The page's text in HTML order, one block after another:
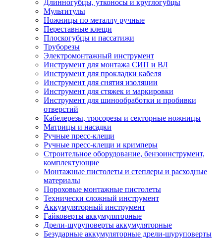
Длинногубцы, утконосы и круглогубцы
Мультитулы
Ножницы по металлу ручные
Переставные клещи
Плоскогубцы и пассатижи
Труборезы
Электромонтажный инструмент
Инструмент для монтажа СИП и ВЛ
Инструмент для прокладки кабеля
Инструмент для снятия изоляции
Инструмент для стяжек и маркировки
Инструмент для шинообработки и пробивки
отверстий
Кабелерезы, тросорезы и секторные ножницы
Матрицы и насадки
Ручные пресс-клещи
Ручные пресс-клещи и кримперы
Строительное оборудование, бензоинструмент,
комплектующие
Монтажные пистолеты и степлеры и расходные
материалы
Пороховые монтажные пистолеты
Технически сложный инструмент
Аккумуляторный инструмент
Гайковерты аккумуляторные
Дрели-шуруповерты аккумуляторные
Безударные аккумуляторные дрели-шуруповерты